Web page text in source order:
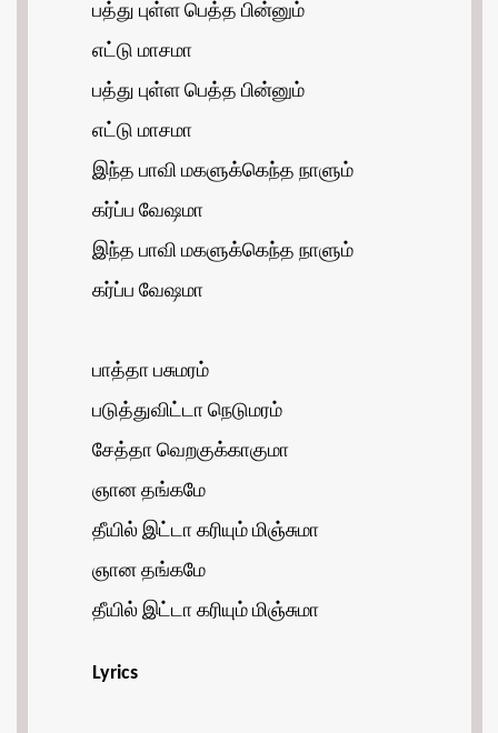
பத்து புள்ள பெத்த பின்னும்
எட்டு மாசமா
பத்து புள்ள பெத்த பின்னும்
எட்டு மாசமா
இந்த பாவி மகளுக்கெந்த நாளும்
கர்ப்ப வேஷமா
இந்த பாவி மகளுக்கெந்த நாளும்
கர்ப்ப வேஷமா
பாத்தா பசுமரம்
படுத்துவிட்டா நெடுமரம்
சேத்தா வெறகுக்காகுமா
ஞான தங்கமே
தீயில் இட்டா கரியும் மிஞ்சுமா
ஞான தங்கமே
தீயில் இட்டா கரியும் மிஞ்சுமா
Lyrics